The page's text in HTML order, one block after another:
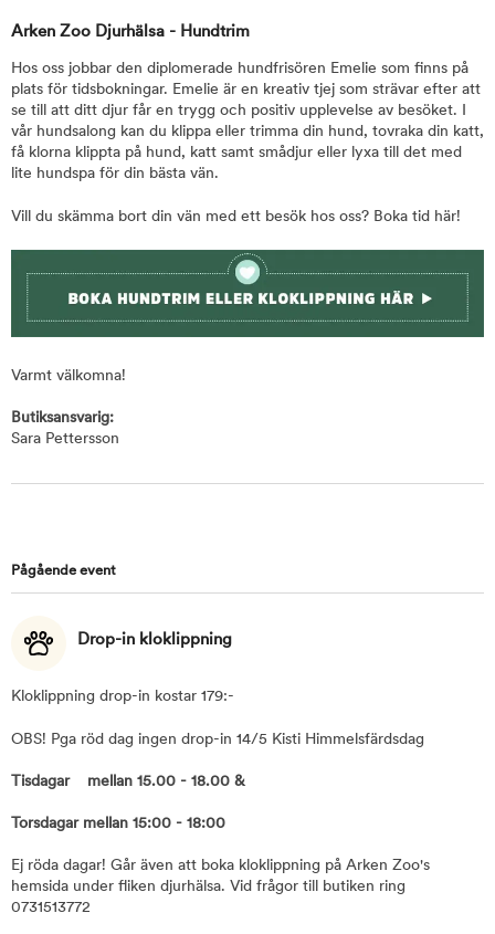
Arken Zoo Djurhälsa - Hundtrim
Hos oss jobbar den diplomerade hundfrisören Emelie som finns på
plats för tidsbokningar. Emelie är en kreativ tjej som strävar efter att
se till att ditt djur får en trygg och positiv upplevelse av besöket. I
vår hundsalong kan du klippa eller trimma din hund, tovraka din katt,
få klorna klippta på hund, katt samt smådjur eller lyxa till det med
lite hundspa för din bästa vän.
Vill du skämma bort din vän med ett besök hos oss? Boka tid här!
Varmt välkomna!
Butiksansvarig:
Sara Pettersson
Pågående event
Drop-in kloklippning
Kloklippning drop-in kostar 179:-
OBS! Pga röd dag ingen drop-in 14/5 Kisti Himmelsfärdsdag
Tisdagar mellan 15.00 - 18.00 &
Torsdagar mellan 15:00 - 18:00
Ej röda dagar! Går även att boka kloklippning på Arken Zoo's
hemsida under fliken djurhälsa. Vid frågor till butiken ring
0731513772